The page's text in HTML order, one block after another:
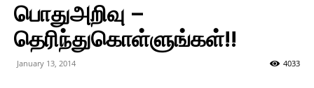
பொதுஅறிவு –
தெரிந்துகொள்ளுங்கள்!!
January 13, 2014 4033